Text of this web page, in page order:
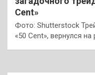
Cent»
Фото: Shutterstock
«50 Cent», вернулся